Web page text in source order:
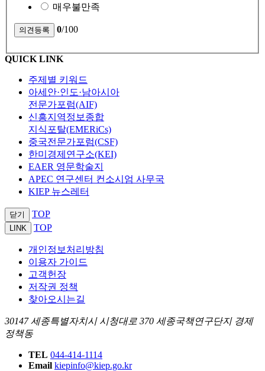
매우불만족
0/100
QUICK LINK
주제별 키워드
아세안·인도·남아시아
전문가포럼(AIF)
신흥지역정보종합
지식포탈(EMERiCs)
중국전문가포럼(CSF)
한미경제연구소(KEI)
EAER 영문학술지
APEC 연구센터 컨소시엄 사무국
KIEP 뉴스레터
닫기 TOP
LINK TOP
개인정보처리방침
이용자 가이드
고객헌장
저작권 정책
찾아오시는길
30147 세종특별자치시 시청대로 370 세종국책연구단지 경제
정책동
TEL 044-414-1114
Email kiepinfo@kiep.go.kr